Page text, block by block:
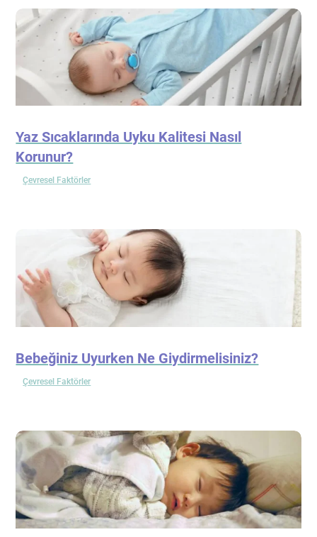
Yaz Sıcaklarında Uyku Kalitesi Nasıl
Korunur?
Çevresel Faktörler
Bebeğiniz Uyurken Ne Giydirmelisiniz?
Çevresel Faktörler